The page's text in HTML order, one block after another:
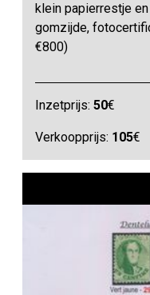
klein papierrestje
gomzijde,
€800)
Inzetprijs:50€
Verkoopprijs: 105€